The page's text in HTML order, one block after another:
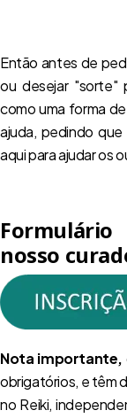
Então antes de
ou desejar "sorte"
como uma forma
ajuda, pedindo que
aqui para ajudar os
nosso
Nota importante,
obrigatórios, e têm
no Reiki,